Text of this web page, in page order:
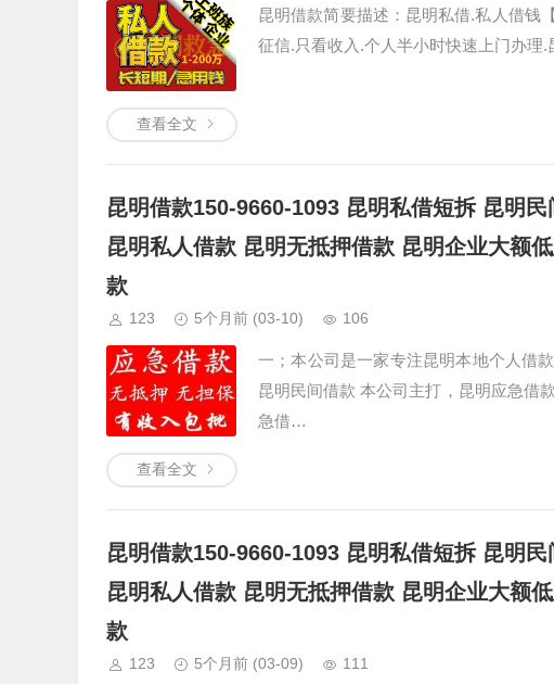
昆明借款简要描述：昆明私借.私人借钱
征信.只看收入.个人半小时快速上门办
查看全文
昆明借款150-9660-1093 昆明私借短拆 昆明
昆明私人借款 昆明无抵押借款 昆明企业大额
款
123 5个月前 (03-10) 106
一；本公司是一家专注昆明本地个人借
昆明民间借款 本公司主打，昆明应急借
急借…
查看全文
昆明借款150-9660-1093 昆明私借短拆 昆明
昆明私人借款 昆明无抵押借款 昆明企业大额
款
123 5个月前 (03-09) 111